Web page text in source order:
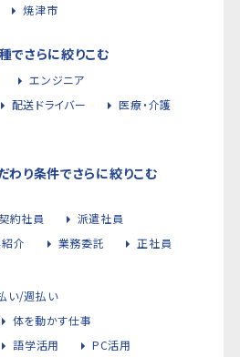
焼津市
でさらに絞りこむ
エンジニア
配送ドライバー
医療・介護
り条件でさらに絞りこむ
契約社員
派遣社員
介 業務委託 正社員
い/週払い
体を動かす仕事
語学活用 PC活用